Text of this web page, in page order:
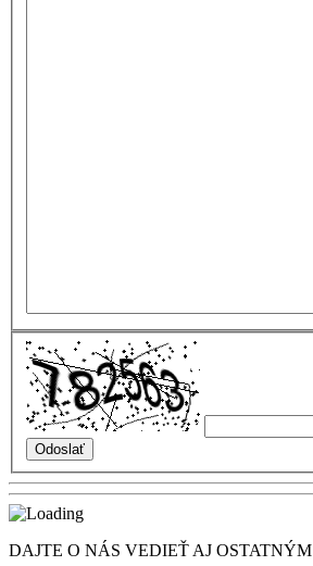
DAJTE O NÁS VEDIEŤ AJ OSTATNÝM